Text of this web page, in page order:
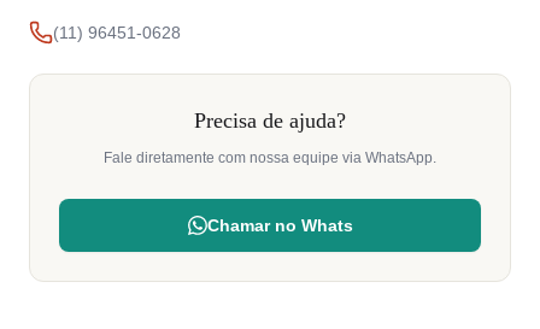
(11) 96451-0628
Precisa de ajuda?
Fale diretamente com nossa equipe via WhatsApp.
Chamar no Whats